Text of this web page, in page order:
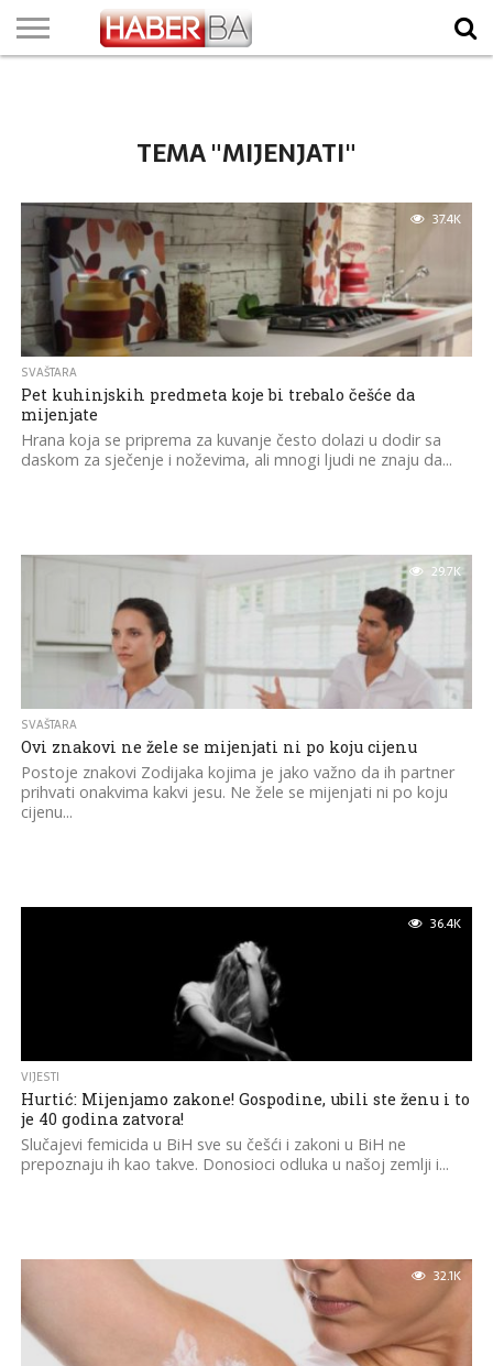
TEMA "MIJENJATI"
37.4K
SVAŠTARA
Pet kuhinjskih predmeta koje bi trebalo češće da
mijenjate
Hrana koja se priprema za kuvanje često dolazi u dodir sa
daskom za sječenje i noževima, ali mnogi ljudi ne znaju da...
29.7K
SVAŠTARA
Ovi znakovi ne žele se mijenjati ni po koju cijenu
Postoje znakovi Zodijaka kojima je jako važno da ih partner
prihvati onakvima kakvi jesu. Ne žele se mijenjati ni po koju
cijenu...
36.4K
VIJESTI
Hurtić: Mijenjamo zakone! Gospodine, ubili ste ženu i to
je 40 godina zatvora!
Slučajevi femicida u BiH sve su češći i zakoni u BiH ne
prepoznaju ih kao takve. Donosioci odluka u našoj zemlji i...
32.1K